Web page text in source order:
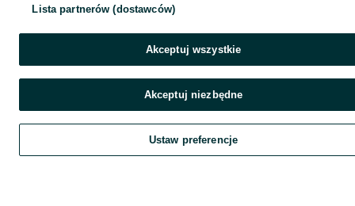
Szukaj Obserwujesz Dodaj Czat
Lista partnerów (dostawców)
Akceptuj wszystkie
Akceptuj niezbędne
Ustaw preferencje